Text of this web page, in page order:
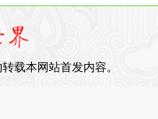
载本网站首发内容。